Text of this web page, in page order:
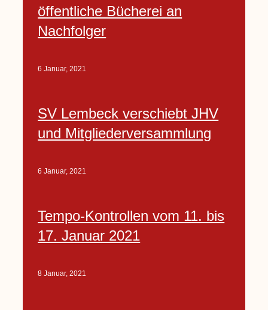
öffentliche Bücherei an
Nachfolger
6 Januar, 2021
SV Lembeck verschiebt JHV
und Mitgliederversammlung
6 Januar, 2021
Tempo-Kontrollen vom 11. bis
17. Januar 2021
8 Januar, 2021